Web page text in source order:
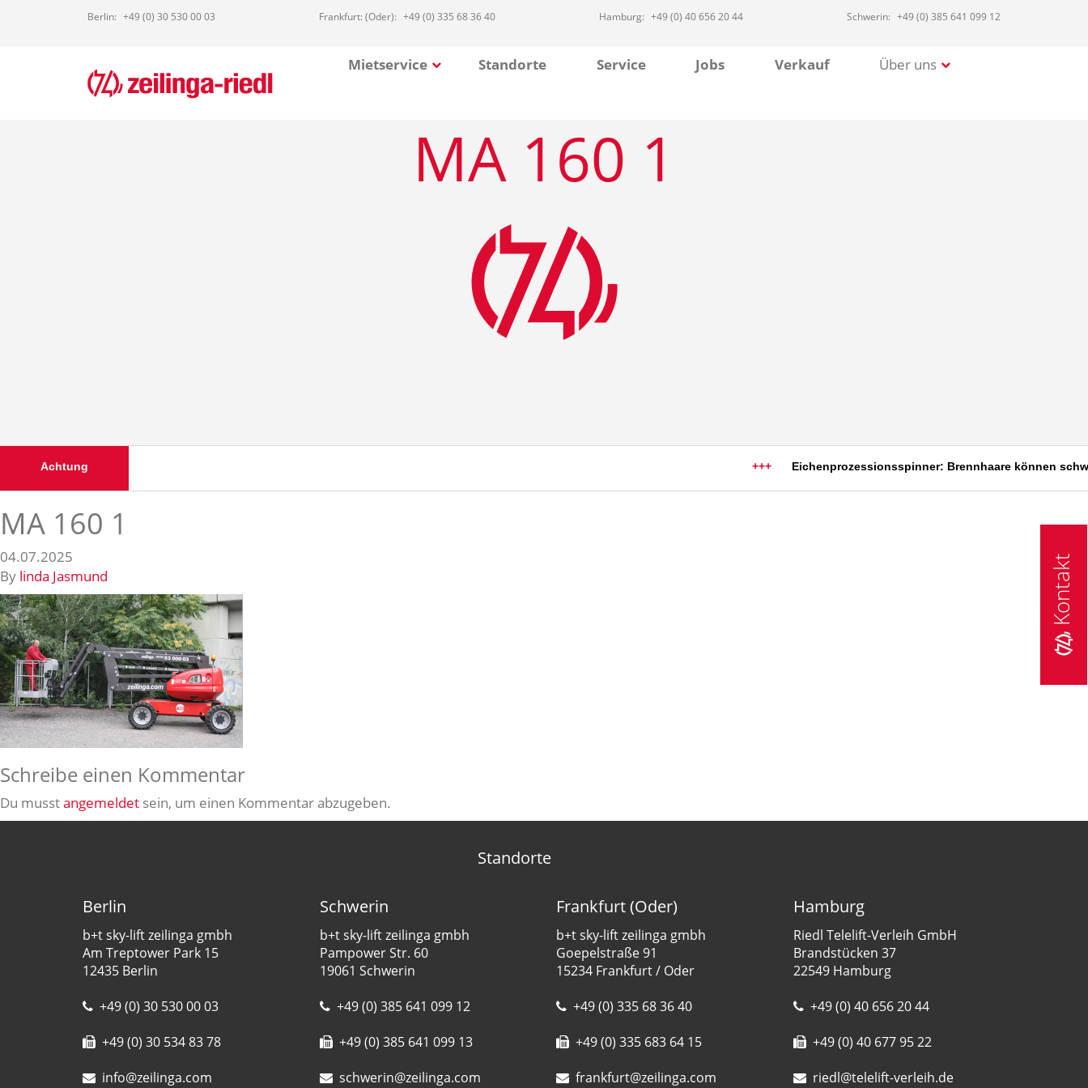
Berlin: +49 (0) 30 530 00 03 Frankfurt: (Oder): +49 (0) 335 68 36 40 Hamburg: +49 (0) 40 656 20 44 Schwerin: +49 (0) 385 641 099 12
Mietservice Standorte Service Jobs Verkauf Über uns
MA 160 1
+++ Eichenprozessionsspinner: Brennhaare können
Achtung
MA 160 1
04.07.2025
By linda Jasmund
Schreibe einen Kommentar
Du musstangemeldet sein, um einen Kommentar abzugeben.
Standorte
Berlin
b+t sky-lift zeilinga gmbh
Am Treptower Park 15
12435 Berlin
+49 (0) 30 530 00 03
+49 (0) 30 534 83 78
info@zeilinga.com
Schwerin
b+t sky-lift zeilinga gmbh
Pampower Str. 60
19061 Schwerin
+49 (0) 385 641 099 12
+49 (0) 385 641 099 13
schwerin@zeilinga.com
Frankfurt (Oder)
b+t sky-lift zeilinga gmbh
Goepelstraße 91
15234 Frankfurt / Oder
+49 (0) 335 68 36 40
+49 (0) 335 683 64 15
frankfurt@zeilinga.com
Hamburg
Riedl Telelift-Verleih GmbH
Brandstücken 37
22549 Hamburg
+49 (0) 40 656 20 44
+49 (0) 40 677 95 22
riedl@telelift-verleih.de
Kontakt